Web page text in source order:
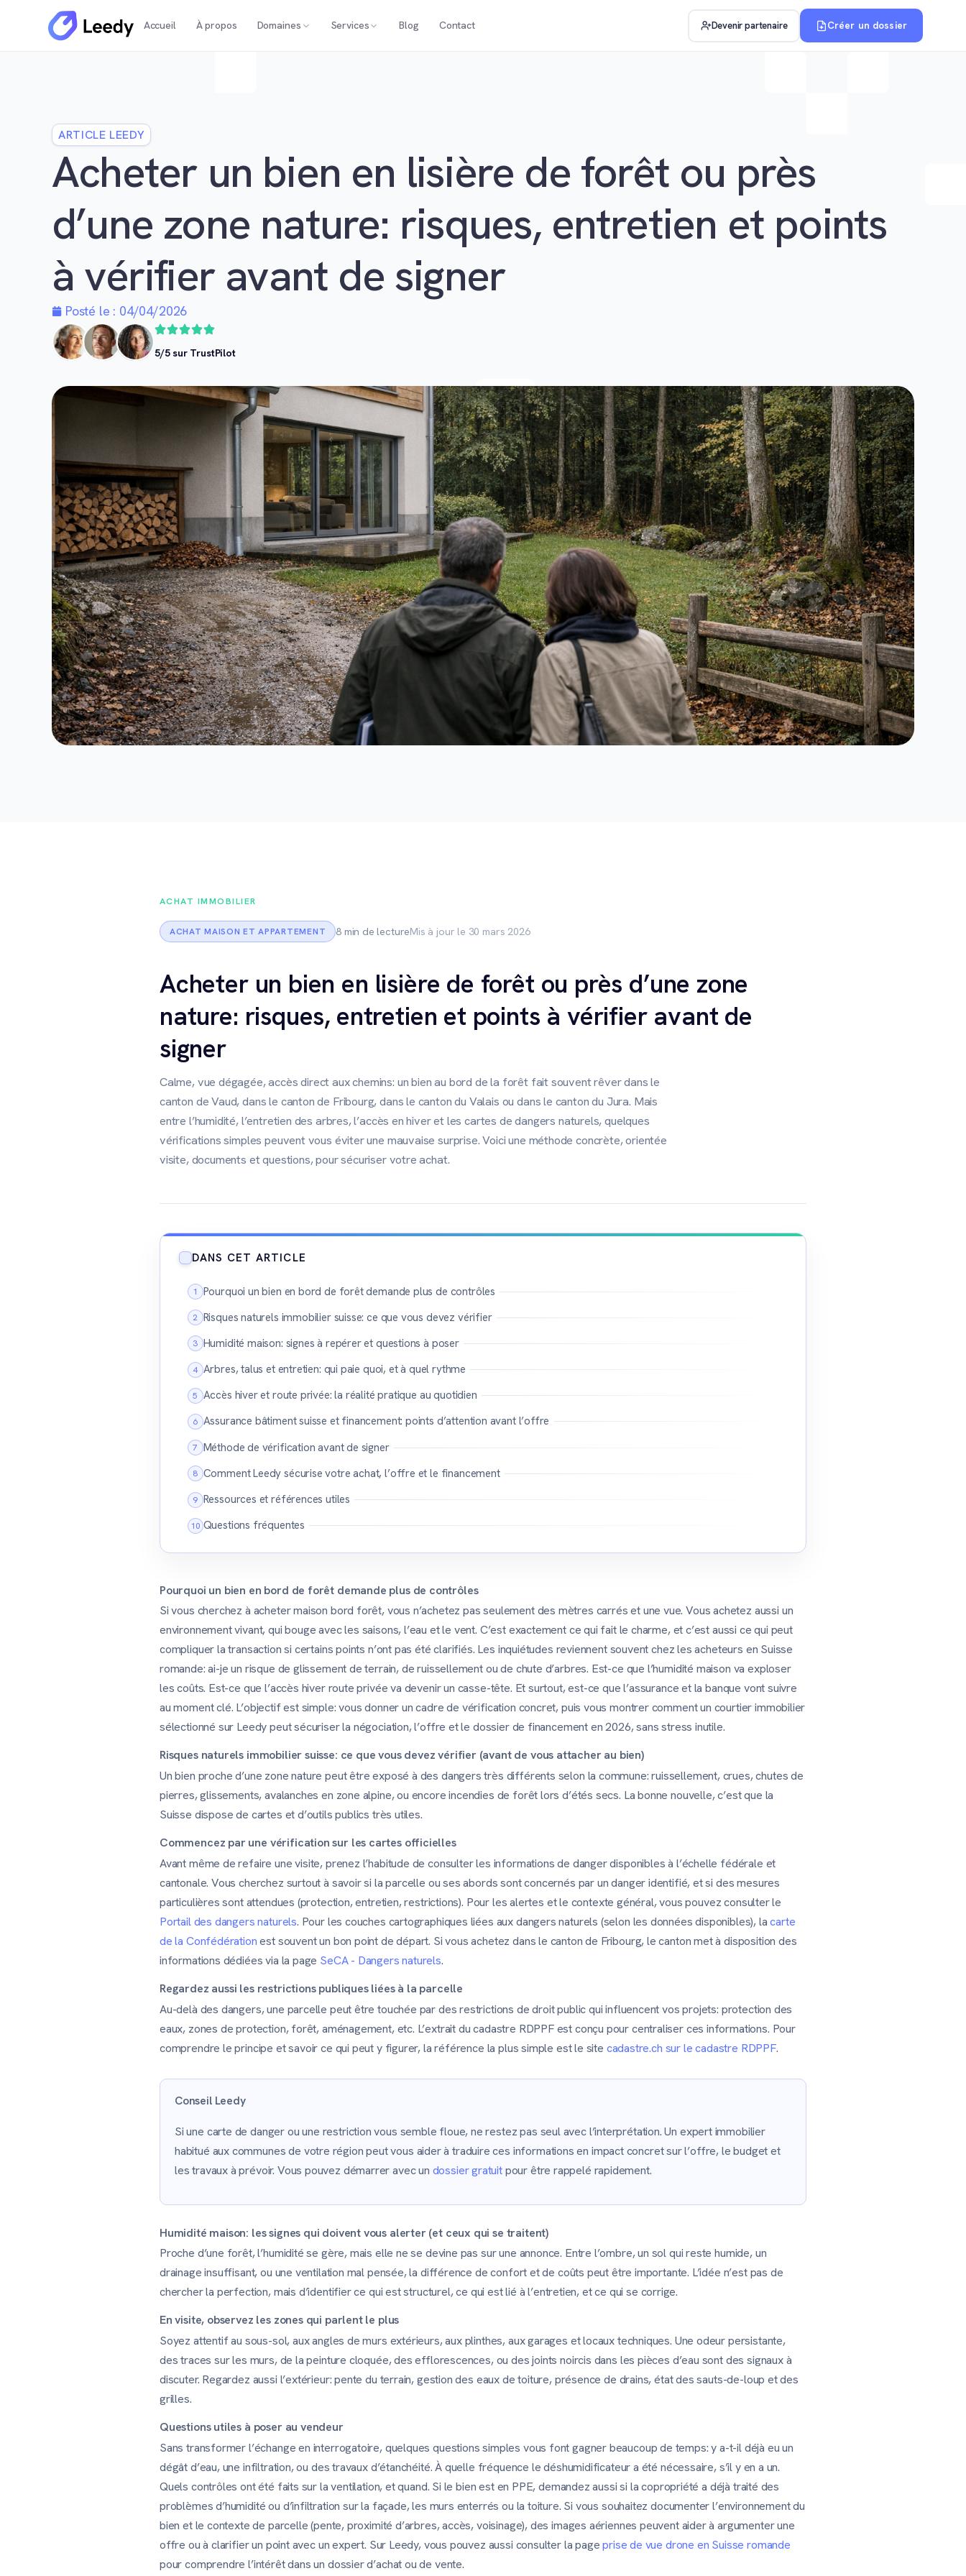
Accueil À propos Domaines Services Blog Contact Devenir partenaire Créer un dossier
ARTICLE LEEDY
Acheter un bien en lisière de forêt ou près
d’une zone nature: risques, entretien et points
à vérifier avant de signer
Posté le : 04/04/2026
5/5 sur TrustPilot
ACHAT IMMOBILIER
ACHAT MAISON ET APPARTEMENT 8 min de lectureMis à jour le 30 mars 2026
Acheter un bien en lisière de forêt ou près d’une zone
nature: risques, entretien et points à vérifier avant de
signer
Calme, vue dégagée, accès direct aux chemins: un bien au bord de la forêt fait souvent rêver dans le
canton de Vaud, dans le canton de Fribourg, dans le canton du Valais ou dans le canton du Jura. Mais
entre l’humidité, l’entretien des arbres, l’accès en hiver et les cartes de dangers naturels, quelques
vérifications simples peuvent vous éviter une mauvaise surprise. Voici une méthode concrète, orientée
visite, documents et questions, pour sécuriser votre achat.
DANS CET ARTICLE
Pourquoi un bien en bord de forêt demande plus de contrôles
Risques naturels immobilier suisse: ce que vous devez vérifier
Humidité maison: signes à repérer et questions à poser
Arbres, talus et entretien: qui paie quoi, et à quel rythme
Accès hiver et route privée: la réalité pratique au quotidien
Assurance bâtiment suisse et financement: points d’attention avant l’offre
Méthode de vérification avant de signer
Comment Leedy sécurise votre achat, l’offre et le financement
Ressources et références utiles
Questions fréquentes
Pourquoi un bien en bord de forêt demande plus de contrôles
Si vous cherchez à acheter maison bord forêt, vous n’achetez pas seulement des mètres carrés et une vue. Vous achetez aussi un
environnement vivant, qui bouge avec les saisons, l’eau et le vent. C’est exactement ce qui fait le charme, et c’est aussi ce qui peut
compliquer la transaction si certains points n’ont pas été clarifiés. Les inquiétudes reviennent souvent chez les acheteurs en Suisse
romande: ai-je un risque de glissement de terrain, de ruissellement ou de chute d’arbres. Est-ce que l’humidité maison va exploser
les coûts. Est-ce que l’accès hiver route privée va devenir un casse-tête. Et surtout, est-ce que l’assurance et la banque vont suivre
au moment clé. L’objectif est simple: vous donner un cadre de vérification concret, puis vous montrer comment un courtier immobilier
sélectionné sur Leedy peut sécuriser la négociation, l’offre et le dossier de financement en 2026, sans stress inutile.
Risques naturels immobilier suisse: ce que vous devez vérifier (avant de vous attacher au bien)
Un bien proche d’une zone nature peut être exposé à des dangers très différents selon la commune: ruissellement, crues, chutes de
pierres, glissements, avalanches en zone alpine, ou encore incendies de forêt lors d’étés secs. La bonne nouvelle, c’est que la
Suisse dispose de cartes et d’outils publics très utiles.
Commencez par une vérification sur les cartes officielles
Avant même de refaire une visite, prenez l’habitude de consulter les informations de danger disponibles à l’échelle fédérale et
cantonale. Vous cherchez surtout à savoir si la parcelle ou ses abords sont concernés par un danger identifié, et si des mesures
particulières sont attendues (protection, entretien, restrictions). Pour les alertes et le contexte général, vous pouvez consulter le
Portail des dangers naturels. Pour les couches cartographiques liées aux dangers naturels (selon les données disponibles), lacarte
de la Confédérationest souvent un bon point de départ. Si vous achetez dans le canton de Fribourg, le canton met à disposition des
informations dédiées via la page SeCA - Dangers naturels.
Regardez aussi les restrictions publiques liées à la parcelle
Au-delà des dangers, une parcelle peut être touchée par des restrictions de droit public qui influencent vos projets: protection des
eaux, zones de protection, forêt, aménagement, etc. L’extrait du cadastre RDPPF est conçu pour centraliser ces informations. Pour
comprendre le principe et savoir ce qui peut y figurer, la référence la plus simple est le site cadastre.ch sur le cadastre RDPPF.
Conseil Leedy
Si une carte de danger ou une restriction vous semble floue, ne restez pas seul avec l’interprétation. Un expert immobilier
habitué aux communes de votre région peut vous aider à traduire ces informations en impact concret sur l’offre, le budget et
les travaux à prévoir. Vous pouvez démarrer avec un dossier gratuitpour être rappelé rapidement.
Humidité maison: les signes qui doivent vous alerter (et ceux qui se traitent)
Proche d’une forêt, l’humidité se gère, mais elle ne se devine pas sur une annonce. Entre l’ombre, un sol qui reste humide, un
drainage insuffisant, ou une ventilation mal pensée, la différence de confort et de coûts peut être importante. L’idée n’est pas de
chercher la perfection, mais d’identifier ce qui est structurel, ce qui est lié à l’entretien, et ce qui se corrige.
En visite, observez les zones qui parlent le plus
Soyez attentif au sous-sol, aux angles de murs extérieurs, aux plinthes, aux garages et locaux techniques. Une odeur persistante,
des traces sur les murs, de la peinture cloquée, des efflorescences, ou des joints noircis dans les pièces d’eau sont des signaux à
discuter. Regardez aussi l’extérieur: pente du terrain, gestion des eaux de toiture, présence de drains, état des sauts-de-loup et des
grilles.
Questions utiles à poser au vendeur
Sans transformer l’échange en interrogatoire, quelques questions simples vous font gagner beaucoup de temps: y a-t-il déjà eu un
dégât d’eau, une infiltration, ou des travaux d’étanchéité. À quelle fréquence le déshumidificateur a été nécessaire, s’il y en a un.
Quels contrôles ont été faits sur la ventilation, et quand. Si le bien est en PPE, demandez aussi si la copropriété a déjà traité des
problèmes d’humidité ou d’infiltration sur la façade, les murs enterrés ou la toiture. Si vous souhaitez documenter l’environnement du
bien et le contexte de parcelle (pente, proximité d’arbres, accès, voisinage), des images aériennes peuvent aider à argumenter une
offre ou à clarifier un point avec un expert. Sur Leedy, vous pouvez aussi consulter la pageprise de vue drone en Suisse romande
pour comprendre l’intérêt dans un dossier d’achat ou de vente.